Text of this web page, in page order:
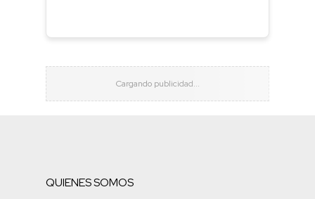
QUIENES SOMOS